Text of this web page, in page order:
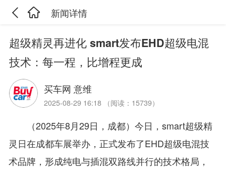
新闻详情
超级精灵再进化 smart发布EHD超级电混
技术：每一程，比增程更成
买车网 意维
2025-08-29 16:18 （阅读：15739）
（2025年8月29日，成都）今日，smart超级精
灵日在成都车展举办，正式发布了EHD超级电混技
术品牌，形成纯电与插混双路线并行的技术格局，